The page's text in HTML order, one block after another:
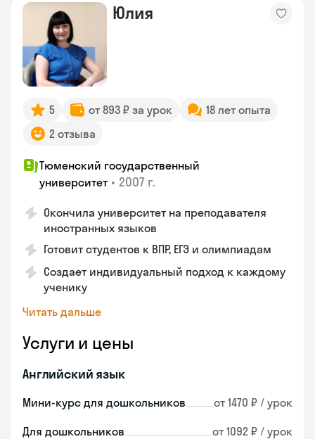
Юлия
5 от 893 ₽ за урок
18 лет опыта
2 отзыва
Тюменский государственный
университет • 2007 г.
Окончила университет на преподавателя
иностранных языков
Готовит студентов к ВПР, ЕГЭ и олимпиадам
Создает индивидуальный подход к каждому
ученику
Читать дальше
Услуги и цены
Английский язык
Мини-курс для дошкольников от 1470 ₽ / урок
Для дошкольников от 1092 ₽ / урок